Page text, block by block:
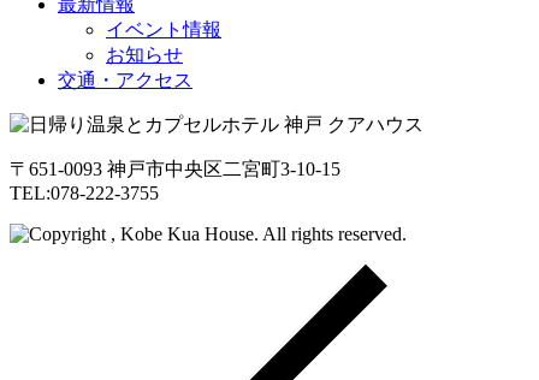
イベント情報
お知らせ
交通・アクセス
〒651-0093 神戸市中央区二宮町3-10-15
TEL:078-222-3755